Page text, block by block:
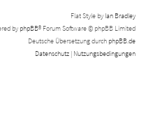
Flat Style by Ian Bradley
by phpBB® Forum Software © phpBB Limited
Deutsche Übersetzung durch phpBB.de
Datenschutz | Nutzungsbedingungen